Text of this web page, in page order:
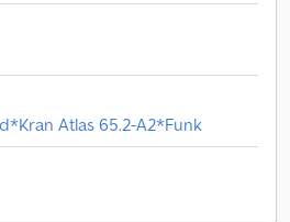
Atlas 65.2-A2*Funk